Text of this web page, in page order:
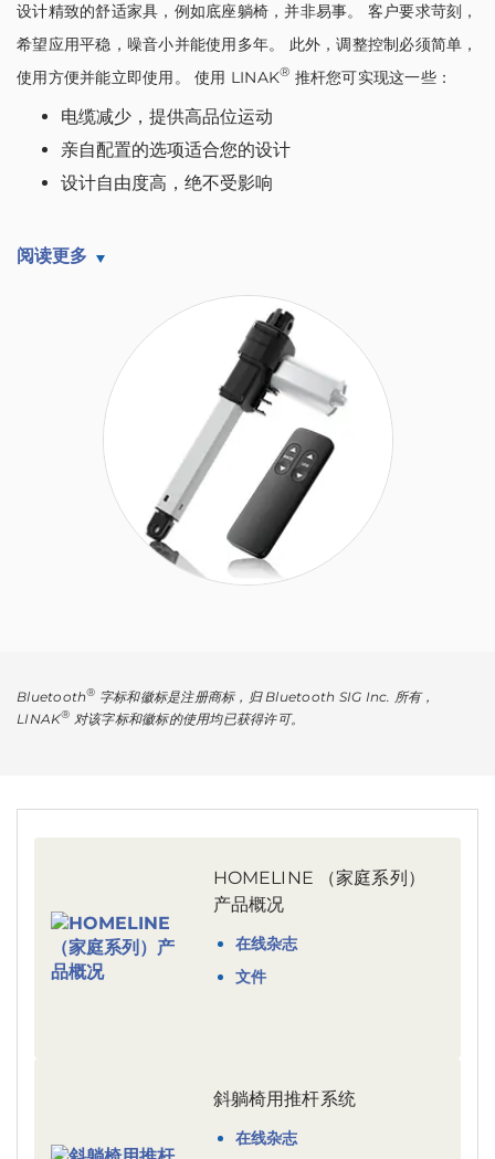
设计精致的舒适家具，例如底座躺椅，并非易事。 客户要求苛刻，
希望应用平稳，噪音小并能使用多年。 此外，调整控制必须简单，
使用方便并能立即使用。 使用 LINAK® 推杆您可实现这一些：
电缆减少，提供高品位运动
亲自配置的选项适合您的设计
设计自由度高，绝不受影响
阅读更多
Bluetooth® 字标和徽标是注册商标，归 Bluetooth SIG Inc. 所有，
LINAK® 对该字标和徽标的使用均已获得许可。
HOMELINE （家庭系列）
产品概况
在线杂志
文件
斜躺椅用推杆系统
在线杂志